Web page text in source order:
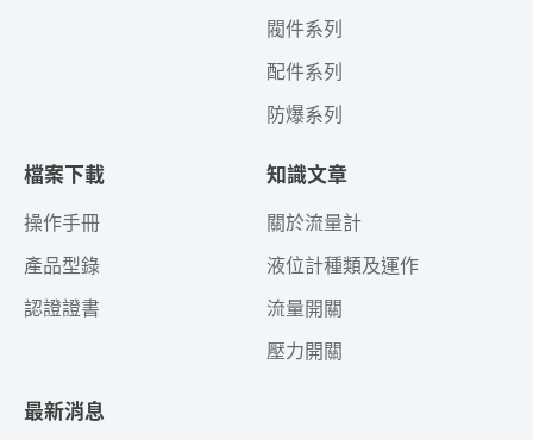
閥件系列
配件系列
防爆系列
檔案下載
操作手冊
產品型錄
認證證書
知識文章
關於流量計
液位計種類及運作
流量開關
壓力開關
最新消息